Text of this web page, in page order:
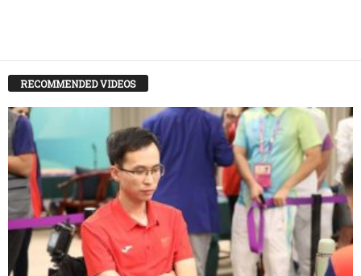
RECOMMENDED VIDEOS